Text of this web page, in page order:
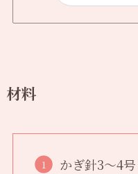
材料
かぎ針3〜4号